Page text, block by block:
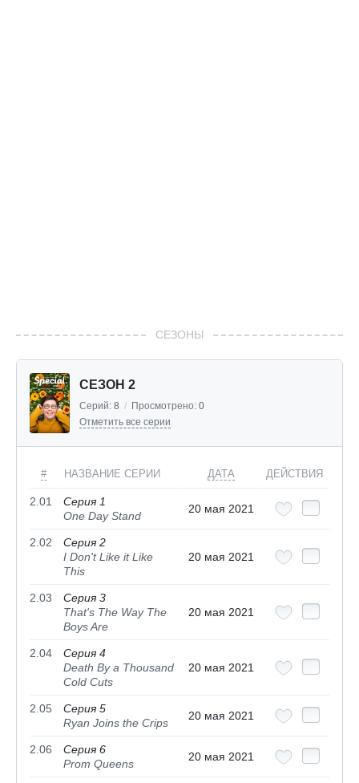
СЕЗОНЫ
СЕЗОН 2
Серий: 8 / Просмотрено: 0
Отметить все серии
# НАЗВАНИЕ СЕРИИ ДАТА ДЕЙСТВИЯ
2.01
Серия 1
One Day Stand
20 мая 2021
2.02
Серия 2
I Don't Like it Like
This
20 мая 2021
2.03
Серия 3
That's The Way The
Boys Are
20 мая 2021
2.04
Серия 4
Death By a Thousand
Cold Cuts
20 мая 2021
2.05
Серия 5
Ryan Joins the Crips
20 мая 2021
2.06
Серия 6
Prom Queens
20 мая 2021